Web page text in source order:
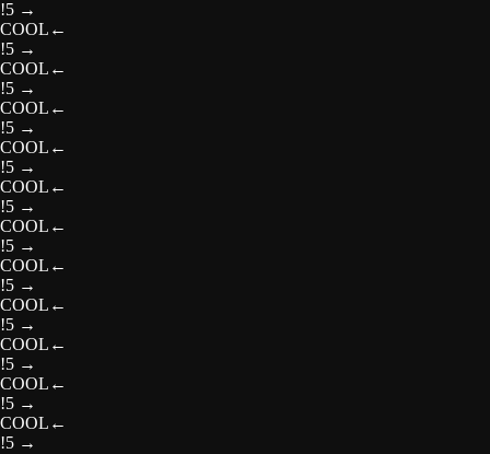
!5 →
COOL ←
!5 →
COOL ←
!5 →
COOL ←
!5 →
COOL ←
!5 →
COOL ←
!5 →
COOL ←
!5 →
COOL ←
!5 →
COOL ←
!5 →
COOL ←
!5 →
COOL ←
!5 →
COOL ←
!5 →